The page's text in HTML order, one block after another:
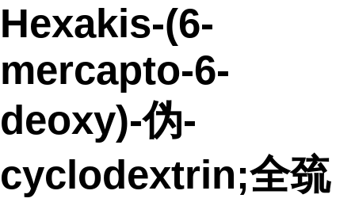
Hexakis-(6-
mercapto-6-
deoxy)-伪-
cyclodextrin;全巯